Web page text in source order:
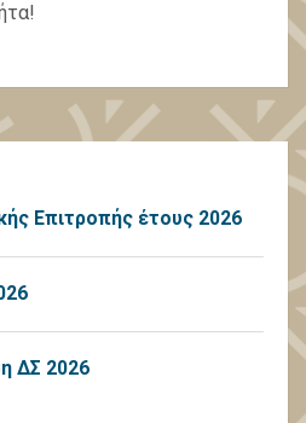
Επιτροπής έτους 2026
ΔΣ 2026